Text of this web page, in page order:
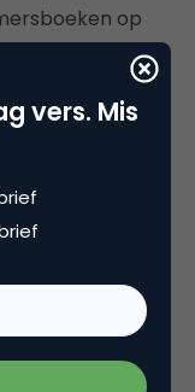
op
Dijkhuizen
Ben Steenstra
Ronnie!
vers. Mis